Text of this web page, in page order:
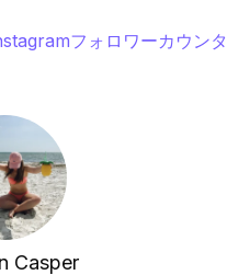
フォロワーカウンタ
Casper